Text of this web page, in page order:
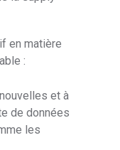
en matière
:
et à
de données
les